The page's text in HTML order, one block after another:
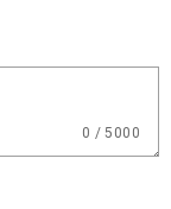
0 / 5000